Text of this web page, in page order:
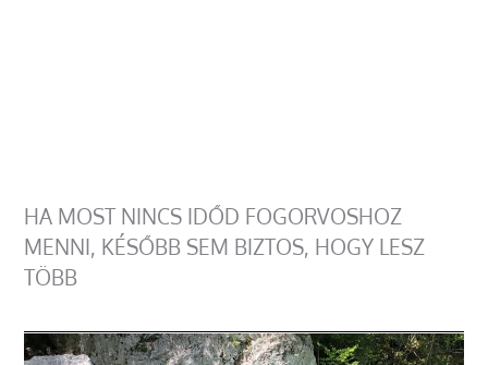
HA MOST NINCS IDŐD FOGORVOSHOZ
MENNI, KÉSŐBB SEM BIZTOS, HOGY LESZ
TÖBB